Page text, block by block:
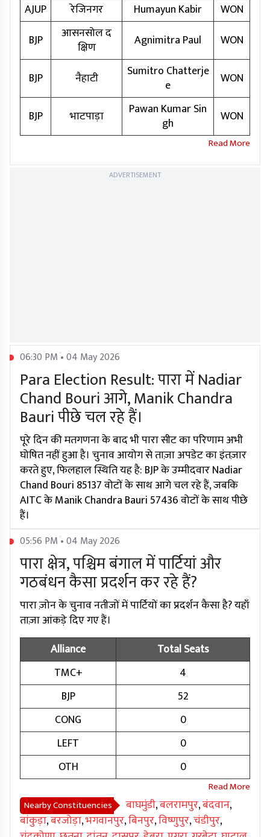
AJUP
रेजिनगर Humayun Kabir
WON
BJP
आसनसोल द
क्षिण
Agnimitra Paul WON
BJP नैहाटी
Sumitro Chatterje
e
WON
BJP भाटपाड़ा
Pawan Kumar Sin
gh
WON
ADVERTISEMENT
06:30 PM • 04 May 2026
Para Election Result: पारा में Nadiar
Chand Bouri आगे, Manik Chandra
Bauri पीछे चल रहे हैं।
पूरे दिन की मतगणना के बाद भी पारा सीट का परिणाम अभी
घोषित नहीं हुआ है। चुनाव आयोग से ताज़ा अपडेट का इंतज़ार
करते हुए, फिलहाल स्थिति यह है: BJP के उम्मीदवार Nadiar
Chand Bouri 85137 वोटों के साथ आगे चल रहे हैं, जबकि
AITC के Manik Chandra Bauri 57436 वोटों के साथ पीछे
हैं।
05:56 PM • 04 May 2026
पारा क्षेत्र, पश्चिम बंगाल में पार्टियां और
गठबंधन कैसा प्रदर्शन कर रहे हैं?
पारा ज़ोन के चुनाव नतीजों में पार्टियों का प्रदर्शन कैसा है? यहाँ
ताज़ा आंकड़े दिए गए हैं।
Alliance
Total Seats
TMC+
4
BJP
52
CONG
0
LEFT
0
OTH
0
Nearby Constituencies बाघमुंडी,बलरामपुर,बंदवान,
बांकुड़ा,बरजोड़ा,भगवानपुर,बिनपुर,विष्णुपुर,चंडीपुर,